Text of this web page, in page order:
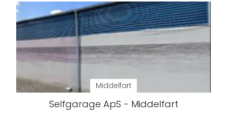
Middelfart
Selfgarage ApS - Middelfart